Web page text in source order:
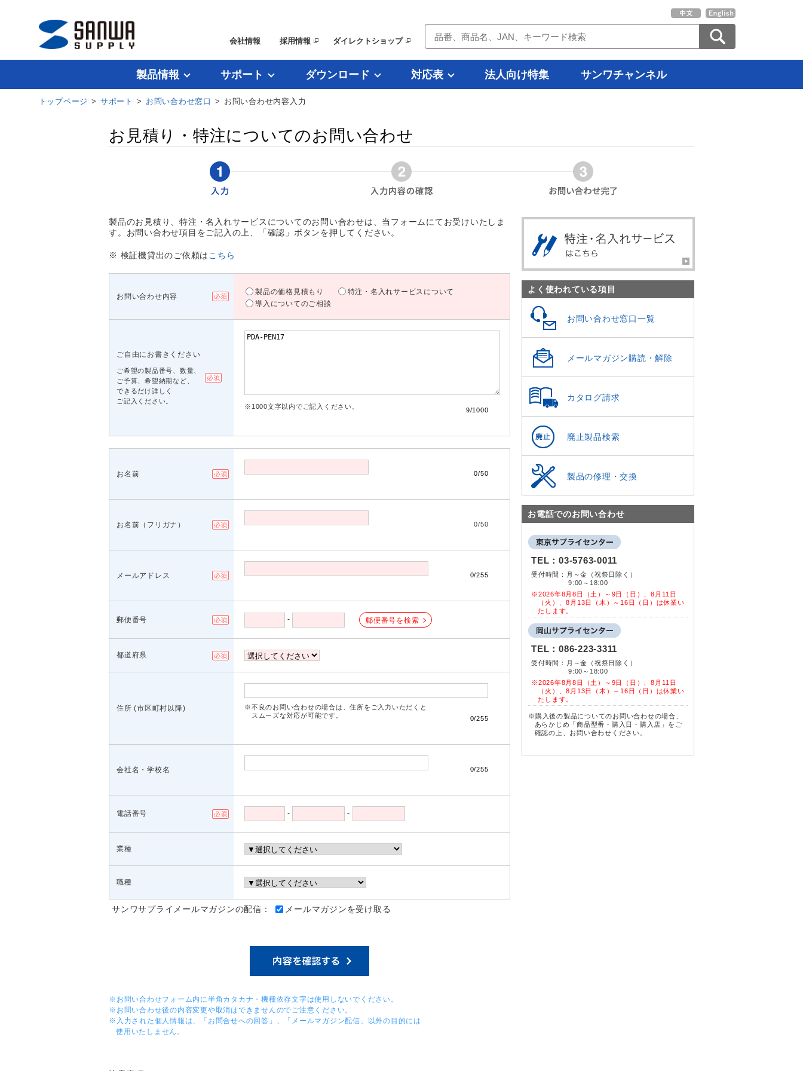
会社情報 採用情報 ダイレクトショップ
製品情報 サポート ダウンロード 対応表 法人向け特集 サンワチャンネル
トップページ > サポート > お問い合わせ窓口 > お問い合わせ内容入力
お見積り・特注についてのお問い合わせ
製品のお見積り、特注・名入れサービスについてのお問い合わせは、当フォームにてお受けいたしま
す。お問い合わせ項目をご記入の上、「確認」ボタンを押してください。
※ 検証機貸出のご依頼は こちら
お問い合わせ内容
製品の価格見積もり
特注・名入れサービスについて
導入についてのご相談
ご自由にお書きください
ご希望の製品番号、数量、
ご予算、希望納期など、
できるだけ詳しく
ご記入ください。
※1000文字以内でご記入ください。 9/1000
お名前 0/50
お名前（フリガナ） 0/50
メールアドレス 0/255
郵便番号 - 郵便番号を検索
都道府県
住所 (市区町村以降)
※不良のお問い合わせの場合は、住所をご入力いただくと
スムーズな対応が可能です。
0/255
会社名・学校名 0/255
電話番号 - -
業種
職種
サンワサプライメールマガジンの配信： メールマガジンを受け取る
※お問い合わせフォーム内に半角カタカナ・機種依存文字は使用しないでください。
※お問い合わせ後の内容変更や取消はできませんのでご注意ください。
※入力された個人情報は、「お問合せへの回答」、「メールマガジン配信」以外の目的には
使用いたしません。
よく使われている項目
お問い合わせ窓口一覧
メールマガジン購読・解除
カタログ請求
廃止製品検索
製品の修理・交換
お電話でのお問い合わせ
TEL： 03-5763-0011
受付時間：月～金（祝祭日除く）
9:00～18:00
※2026年8月8日（土）～9日（日）、8月11日
（火）、8月13日（木）～16日（日）は休業い
たします。
TEL： 086-223-3311
受付時間：月～金（祝祭日除く）
9:00～18:00
※2026年8月8日（土）～9日（日）、8月11日
（火）、8月13日（木）～16日（日）は休業い
たします。
※購入後の製品についてのお問い合わせの場合、
あらかじめ「商品型番・購入日・購入店」をご
確認の上、お問い合わせください。